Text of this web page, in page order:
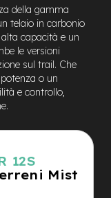
della gamma
telaio in carbonio
capacità e un
le versioni
sul trail. Che
o un
e controllo,
12S
Mist